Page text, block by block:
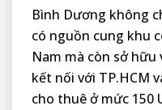
Bình Dương không
có nguồn cung khu
Nam mà còn sở
kết nối với TP.HCM
cho thuê ở mức 150